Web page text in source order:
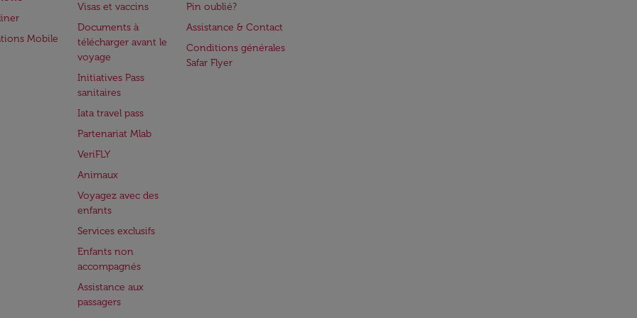
Mobile
Visas et vaccins
Documents à
télécharger avant le
voyage
Initiatives Pass
sanitaires
Iata travel pass
Partenariat Mlab
VeriFLY
Animaux
Voyagez avec des
enfants
Services exclusifs
Enfants non
accompagnés
Assistance aux
passagers
Pin oublié?
Assistance & Contact
Conditions générales
Safar Flyer